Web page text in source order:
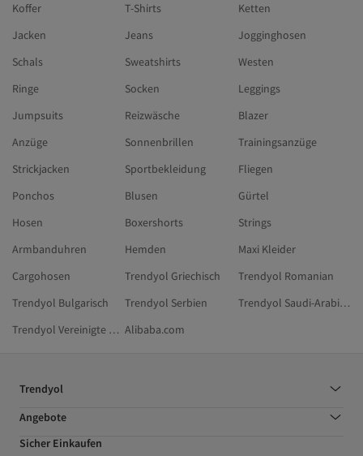
Koffer
T-Shirts
Ketten
Jacken
Jeans
Jogginghosen
Schals
Sweatshirts
Westen
Ringe
Socken
Leggings
Jumpsuits
Reizwäsche
Blazer
Anzüge
Sonnenbrillen
Trainingsanzüge
Strickjacken
Sportbekleidung
Fliegen
Ponchos
Blusen
Gürtel
Hosen
Boxershorts
Strings
Armbanduhren
Hemden
Maxi Kleider
Cargohosen
Trendyol Griechisch
Trendyol Romanian
Trendyol Bulgarisch
Trendyol Serbien
Trendyol Saudi-Arabien
Trendyol Vereinigte Arabische Emirate Alibaba.com
Trendyol
Angebote
Sicher Einkaufen